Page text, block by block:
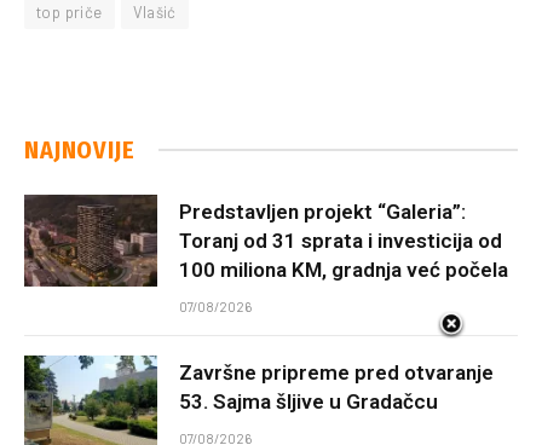
top priče
Vlašić
NAJNOVIJE
Predstavljen projekt “Galeria”:
Toranj od 31 sprata i investicija od
100 miliona KM, gradnja već počela
07/08/2026
Završne pripreme pred otvaranje
53. Sajma šljive u Gradačcu
07/08/2026